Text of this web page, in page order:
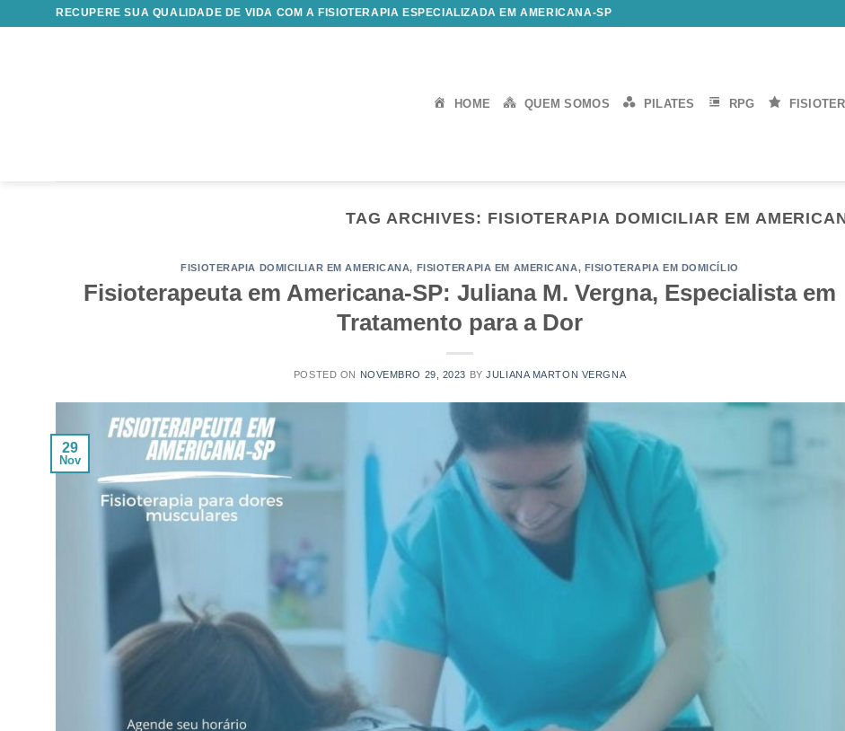
RECUPERE SUA QUALIDADE DE VIDA COM A FISIOTERAPIA ESPECIALIZADA EM AMERICANA-SP
HOME QUEM SOMOS PILATES RPG
TAG ARCHIVES: FISIOTERAPIA DOMICILIAR EM
FISIOTERAPIA DOMICILIAR EM AMERICANA, FISIOTERAPIA EM AMERICANA, FISIOTERAPIA EM DOMICÍLIO
Fisioterapeuta em Americana-SP: Juliana M. Vergna, Especialista em
Tratamento para a Dor
POSTED ON NOVEMBRO 29, 2023 BYJULIANA MARTON VERGNA
29
Nov